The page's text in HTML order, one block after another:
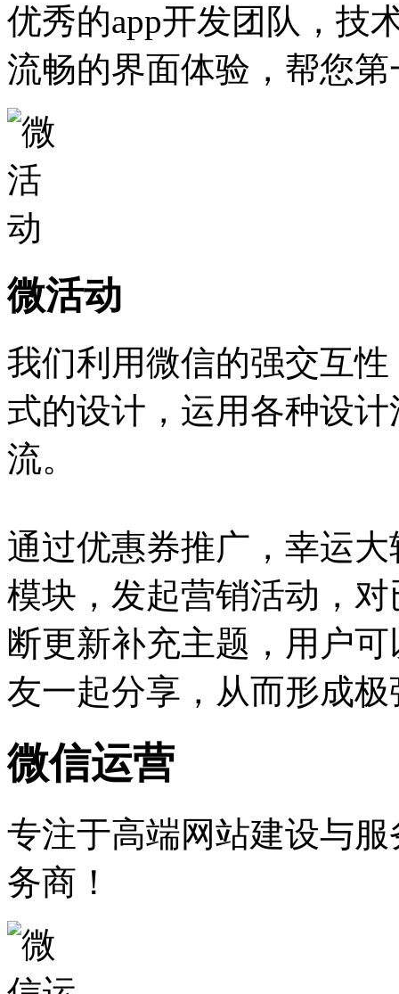
优秀的app开发团队，技
流畅的界面体验，帮您
微活动
我们利用微信的强交互
式的设计，运用各种设
流。
通过优惠券推广，幸运
模块，发起营销活动，
断更新补充主题，用户
友一起分享，从而形成
微信运营
专注于高端网站建设与
务商！